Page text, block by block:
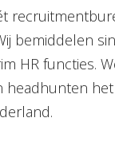
bemiddelen
HR functies.
headhunten